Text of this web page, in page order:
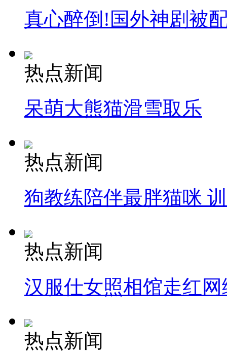
真心醉倒!国外神剧被
热点新闻
呆萌大熊猫滑雪取乐
热点新闻
狗教练陪伴最胖猫咪
热点新闻
汉服仕女照相馆走红网
热点新闻